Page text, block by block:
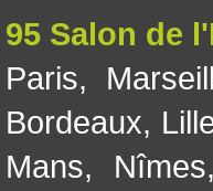
95 Salon de
Paris,
Bordeaux,
Mans, Nîmes